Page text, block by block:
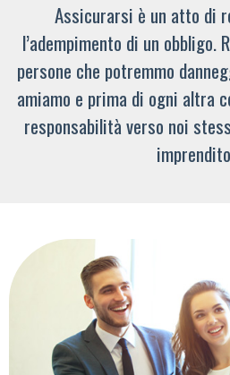
Assicurarsi è un atto di
l’adempimento di un obbligo.
persone che potremmo
amiamo e prima di ogni altra
responsabilità verso noi